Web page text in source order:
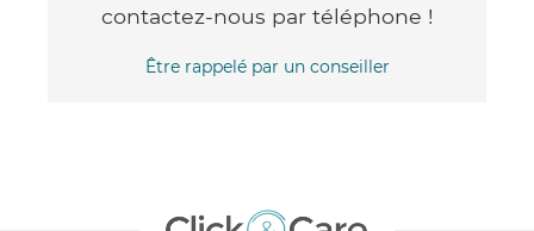
contactez-nous par téléphone !
Être rappelé par un conseiller